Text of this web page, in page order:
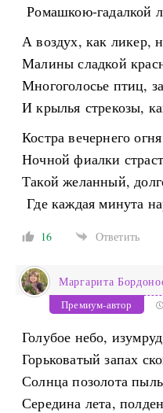
Ромашкою-­гадалкой
А воздух, как ликер,
Малины сладкой
Многоголосье птиц,
И крылья стрекозы,
Костра вечернего
Ночной фиалки
Такой желанный,
Где каждая минута
16 Ответить
Маргарита
Премиум-автор
Голубое небо,
Горьковатый запах
Солнца позолота
Середина лета,